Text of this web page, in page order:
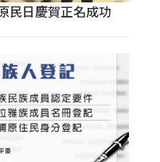
民日慶賀正名成功